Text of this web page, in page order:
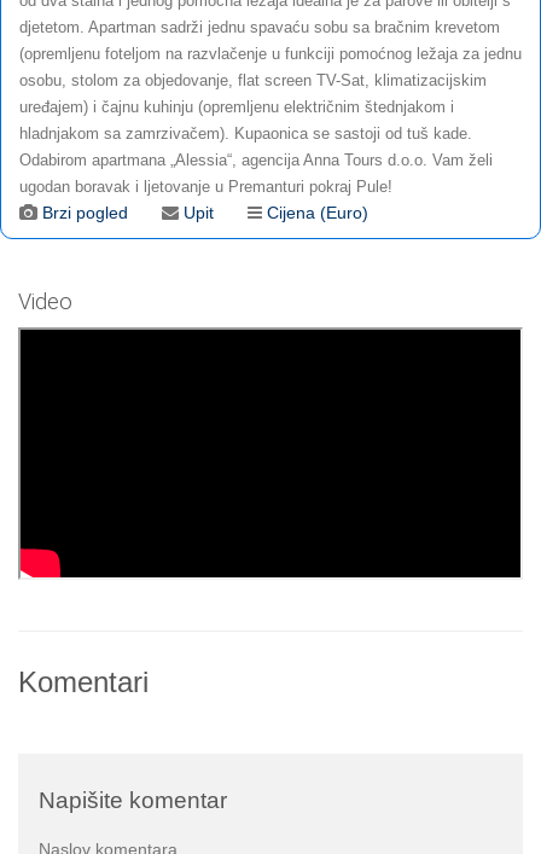
djetetom. Apartman sadrži jednu spavaću sobu sa bračnim krevetom
(opremljenu foteljom na razvlačenje u funkciji pomoćnog ležaja za jednu
osobu, stolom za objedovanje, flat screen TV-Sat, klimatizacijskim
uređajem) i čajnu kuhinju (opremljenu električnim štednjakom i
hladnjakom sa zamrzivačem). Kupaonica se sastoji od tuš kade.
Odabirom apartmana „Alessia“, agencija Anna Tours d.o.o. Vam želi
ugodan boravak i ljetovanje u Premanturi pokraj Pule!
Brzi pogled Upit Cijena (Euro)
Video
Komentari
Napišite komentar
Naslov komentara